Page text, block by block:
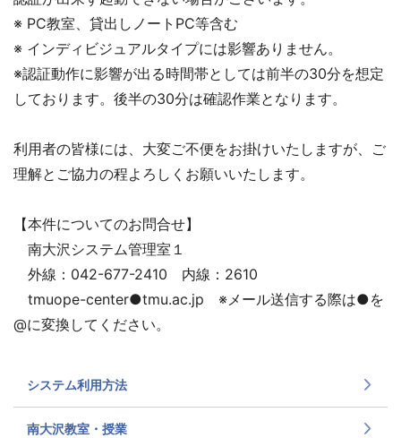
※ PC教室、貸出しノートPC等含む
※ インディビジュアルタイプには影響ありません。
※認証動作に影響が出る時間帯としては前半の30分を想定
しております。後半の30分は確認作業となります。
利用者の皆様には、大変ご不便をお掛けいたしますが、ご
理解とご協力の程よろしくお願いいたします。
【本件についてのお問合せ】
南大沢システム管理室１
外線：042-677-2410 内線：2610
tmuope-center●tmu.ac.jp ※メール送信する際は●を
@に変換してください。
システム利用方法
南大沢教室・授業